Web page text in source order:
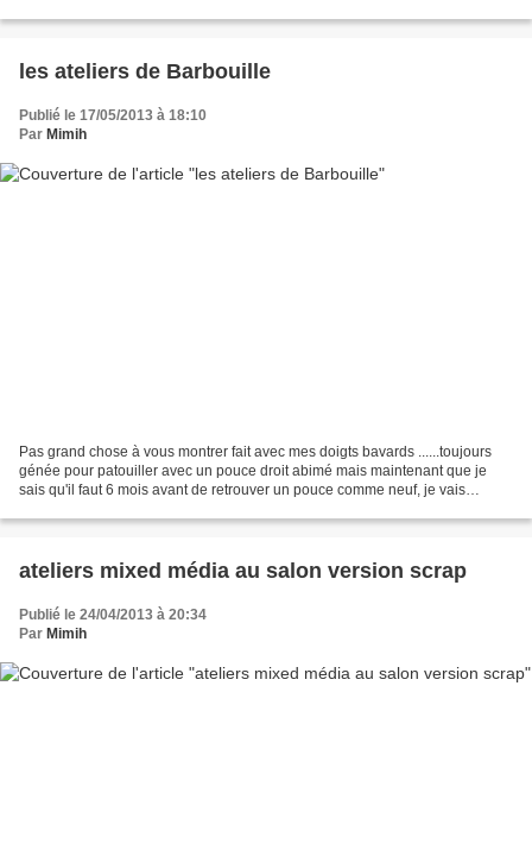
les ateliers de Barbouille
Publié le 17/05/2013 à 18:10
Par Mimih
Pas grand chose à vous montrer fait avec mes doigts bavards ......toujours
génée pour patouiller avec un pouce droit abimé mais maintenant que je
sais qu'il faut 6 mois avant de retrouver un pouce comme neuf, je vais
ateliers mixed média au salon version scrap
Publié le 24/04/2013 à 20:34
Par Mimih